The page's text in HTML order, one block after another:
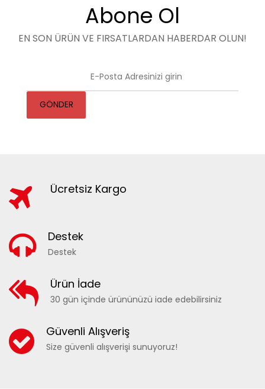
Abone Ol
EN SON ÜRÜN VE FIRSATLARDAN HABERDAR OLUN!
GÖNDER
Ücretsiz Kargo
Destek
Destek
Ürün İade
30 gün içinde ürününüzü iade edebilirsiniz
Güvenli Alışveriş
Size güvenli alışverişi sunuyoruz!